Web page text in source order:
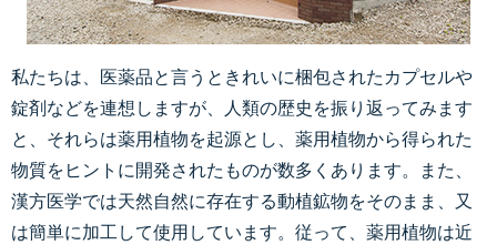
私たちは、医薬品と言うときれいに梱包されたカプセルや
錠剤などを連想しますが、人類の歴史を振り返ってみます
と、それらは薬用植物を起源とし、薬用植物から得られた
物質をヒントに開発されたものが数多くあります。また、
漢方医学では天然自然に存在する動植鉱物をそのまま、又
は簡単に加工して使用しています。従って、薬用植物は近